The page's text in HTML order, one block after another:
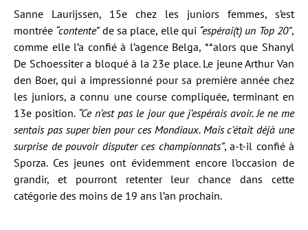
Sanne Laurijssen, 15e chez les juniors femmes, s’est
montrée “contente”de sa place, elle qui “espérai(t) un Top 20”,
comme elle l’a confié à l’agence Belga, **alors que Shanyl
De Schoessiter a bloqué à la 23e place. Le jeune Arthur Van
den Boer, qui a impressionné pour sa première année chez
les juniors, a connu une course compliquée, terminant en
13e position. “Ce n’est pas le jour que j’espérais avoir. Je ne me
sentais pas super bien pour ces Mondiaux. Mais c’était déjà une
surprise de pouvoir disputer ces championnats”, a-t-il confié à
Sporza. Ces jeunes ont évidemment encore l’occasion de
grandir, et pourront retenter leur chance dans cette
catégorie des moins de 19 ans l’an prochain.